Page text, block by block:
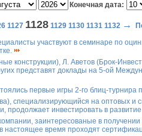
Конечная дата:
1127 1128 1129 1130 1131 1132 →
участвуют в семинаре по
конструкции), Л. Аветов (Брок-
представят доклады на 5-ой
первые игры 2-го блиц-турнира
специализирующийся на оптовых и
продолжает инвестировать в
заинтересованые в
настоящее время проходят